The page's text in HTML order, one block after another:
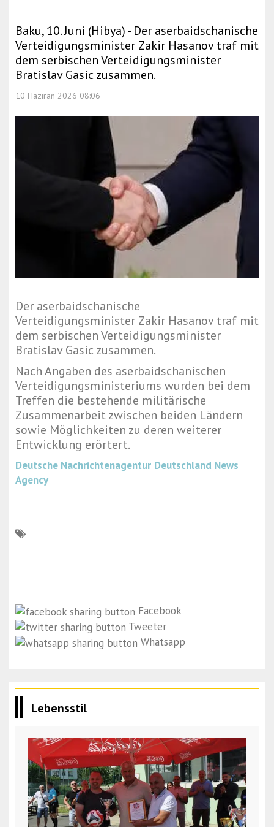
Baku, 10. Juni (Hibya) - Der aserbaidschanische
Verteidigungsminister Zakir Hasanov traf mit
dem serbischen Verteidigungsminister
Bratislav Gasic zusammen.
10 Haziran 2026 08:06
Der aserbaidschanische
Verteidigungsminister Zakir Hasanov traf mit
dem serbischen Verteidigungsminister
Bratislav Gasic zusammen.
Nach Angaben des aserbaidschanischen
Verteidigungsministeriums wurden bei dem
Treffen die bestehende militärische
Zusammenarbeit zwischen beiden Ländern
sowie Möglichkeiten zu deren weiterer
Entwicklung erörtert.
Deutsche Nachrichtenagentur Deutschland News
Agency
Facebook
Tweeter
Whatsapp
Lebensstil